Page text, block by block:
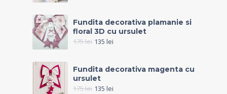
Fundita decorativa plamanie si
floral 3D cu ursulet
175lei 135 lei
Fundita decorativa magenta cu
ursulet
175lei 135 lei